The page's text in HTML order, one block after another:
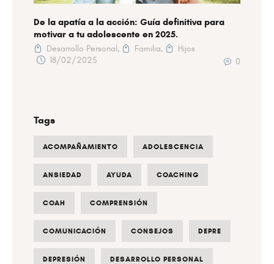
De la apatía a la acción: Guía definitiva para
motivar a tu adolescente en 2025.
Desarrollo Personal, Familia,
Hijos
18/02/2025
0
Tags
ACOMPAÑAMIENTO ADOLESCENCIA
ANSIEDAD AYUDA COACHING
COAH COMPRENSIÓN
COMUNICACIÓN CONSEJOS DEPRE
DEPRESIÓN DESARROLLO PERSONAL